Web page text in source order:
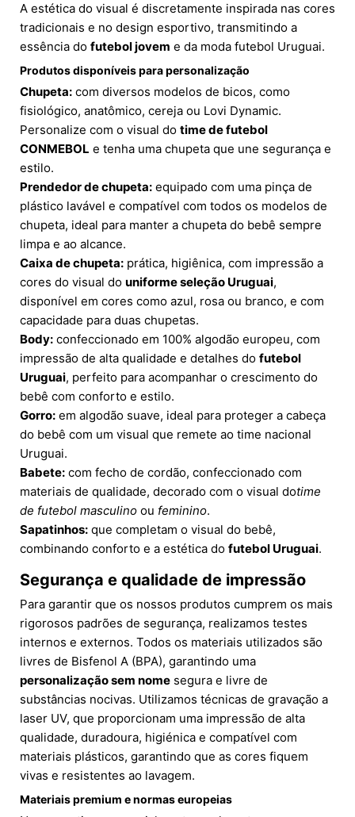
A estética do visual é discretamente inspirada nas cores
tradicionais e no design esportivo, transmitindo a
essência do futebol jovem e da moda futebol Uruguai.
Produtos disponíveis para personalização
Chupeta: com diversos modelos de bicos, como
fisiológico, anatômico, cereja ou Lovi Dynamic.
Personalize com o visual do time de futebol
CONMEBOL e tenha uma chupeta que une segurança e
estilo.
Prendedor de chupeta: equipado com uma pinça de
plástico lavável e compatível com todos os modelos de
chupeta, ideal para manter a chupeta do bebê sempre
limpa e ao alcance.
Caixa de chupeta: prática, higiênica, com impressão a
cores do visual do uniforme seleção Uruguai,
disponível em cores como azul, rosa ou branco, e com
capacidade para duas chupetas.
Body: confeccionado em 100% algodão europeu, com
impressão de alta qualidade e detalhes do futebol
Uruguai, perfeito para acompanhar o crescimento do
bebê com conforto e estilo.
Gorro: em algodão suave, ideal para proteger a cabeça
do bebê com um visual que remete ao time nacional
Uruguai.
Babete: com fecho de cordão, confeccionado com
materiais de qualidade, decorado com o visual dotime
de futebol masculino ou feminino.
Sapatinhos: que completam o visual do bebê,
combinando conforto e a estética do futebol Uruguai.
Segurança e qualidade de impressão
Para garantir que os nossos produtos cumprem os mais
rigorosos padrões de segurança, realizamos testes
internos e externos. Todos os materiais utilizados são
livres de Bisfenol A (BPA), garantindo uma
personalização sem nome segura e livre de
substâncias nocivas. Utilizamos técnicas de gravação a
laser UV, que proporcionam uma impressão de alta
qualidade, duradoura, higiénica e compatível com
materiais plásticos, garantindo que as cores fiquem
vivas e resistentes ao lavagem.
Materiais premium e normas europeias